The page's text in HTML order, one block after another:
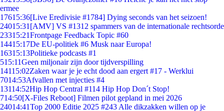
ermee
17615:36[Live Eredivisie #1784] Dying seconds van het seizoen!
24015:31 [AMV] VS #1312 spammers van de internationale rechtsorde
23315:21Frontpage Feedback Topic #60
14415:17De EU-politiek #6 Musk naar Europa!
16315:13Politieke podcasts #1
515:11Geen miljonair zijn door tijdverspilling
14115:02Zaken waar je je echt dood aan ergert #17 - Werklui
7014:53Afvallen met injecties #4
13114:52Hip Hop Central #114 Hip Hop Don´t Stop!
714:50[X-Files Reboot] Filmen pilot gepland in mei 2026
24014:41Top 2000 Editie 2025 #243 Alle dikzakken willen op je